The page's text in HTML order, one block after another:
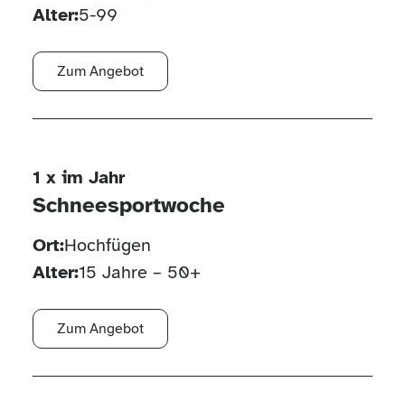
Alter:5-99
Zum Angebot
1 x im Jahr
Schneesportwoche
Ort:Hochfügen
Alter:15 Jahre – 50+
Zum Angebot